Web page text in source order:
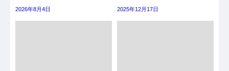
2026年8月4日 2025年12月17日